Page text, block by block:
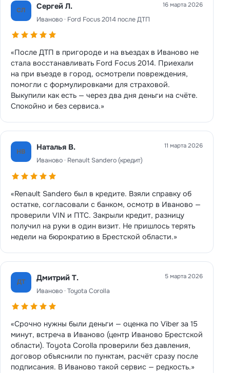
СЛ Сергей Л.
Иваново · Ford Focus 2014 после ДТП
16 марта 2026
«После ДТП в пригороде и на въездах в Иваново не
стала восстанавливать Ford Focus 2014. Приехали
на при въезде в город, осмотрели повреждения,
помогли с формулировками для страховой.
Выкупили как есть — через два дня деньги на счёте.
Спокойно и без сервиса.»
НВ Наталья В.
Иваново · Renault Sandero (кредит)
11 марта 2026
«Renault Sandero был в кредите. Взяли справку об
остатке, согласовали с банком, осмотр в Иваново —
проверили VIN и ПТС. Закрыли кредит, разницу
получил на руки в один визит. Не пришлось терять
недели на бюрократию в Брестской области.»
ДТ Дмитрий Т.
Иваново · Toyota Corolla
5 марта 2026
«Срочно нужны были деньги — оценка по Viber за 15
минут, встреча в Иваново (центр Иваново Брестской
области). Toyota Corolla проверили без давления,
договор объяснили по пунктам, расчёт сразу после
подписания. В Иваново такой сервис — редкость.»